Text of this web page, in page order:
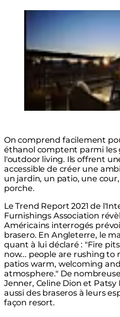
On comprend facilement
éthanol comptent parmi les
l'outdoor living. Ils offrent
accessible de créer une
un jardin, un patio, une
porche.
Le Trend Report 2021 de
Furnishings Association
Américains interrogés
brasero. En Angleterre, le
quant à lui déclaré : "Fire
now... people are rushing to
patios warm, welcoming
atmosphere." De
Jenner, Celine Dion et
aussi des braseros à leurs
façon resort.